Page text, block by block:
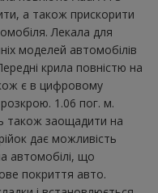
а також прискорити
Лекала для
моделей автомобілів
крила повністю на
є в цифровому
1.06 пог. м.
також заощадити на
дає можливість
автомобілі, що
покриття авто.